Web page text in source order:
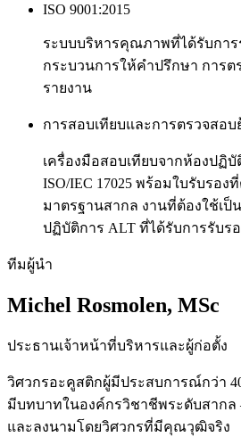
ISO 9001:2015
ระบบบริหารคุณภาพที่ได้รับการ
กระบวนการให้คำปรึกษา การต
รายงาน
การสอบเทียบและการตรวจสอ
เครื่องมือสอบเทียบจากห้องปฏิ
ISO/IEC 17025 พร้อมใบรับรอ
มาตรฐานสากล งานที่ต้องใช้เ
ปฏิบัติการ ALT ที่ได้รับการรับรอ
ทีมผู้นำ
Michel Rosmolen, MSc
ประธานเจ้าหน้าที่บริหารและผู้ก่อตั้ง
วิศวกรอะคูสติกผู้มีประสบการณ์กว่า 40
มีบทบาทในองค์กรวิชาชีพระดับสาก
และลงนามโดยวิศวกรที่มีคุณวุฒิจริง